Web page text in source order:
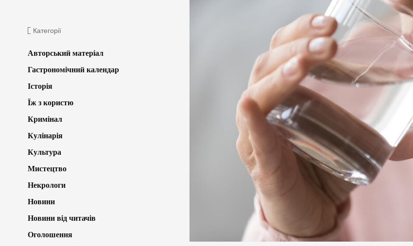
Категорії
Авторський матеріал
Гастрономічний календар
Історія
Їж з користю
Кримінал
Кулінарія
Культура
Мистецтво
Некрологи
Новини
Новини від читачів
Оголошення